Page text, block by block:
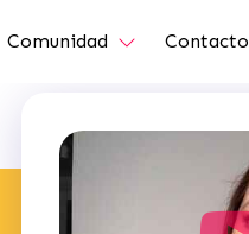
Comunidad Contacto